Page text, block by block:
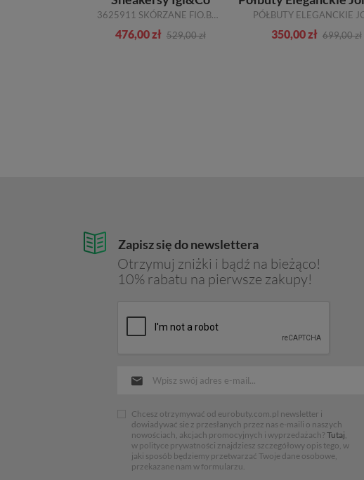
3625911 SKÓRZANE FIO.BOTT.MARTIN.BLU.
476,00 zł 529,00 zł 350,00 zł 699,00 zł
Zapisz się do newslettera
Otrzymuj zniżki i bądź na bieżąco!
10% rabatu na pierwsze zakupy!
Chcesz otrzymywać od eurobuty.com.pl newsletter i
dowiadywać sie z przesłanych przez nas e-maili o naszych
nowościach, akcjach promocyjnych i wyprzedażach? Tutaj,
w polityce prywatności znajdziesz szczegółowy opis tego, w
jaki sposób będziemy przetwarzać Twoje dane osobowe,
przekazane nam w formularzu.